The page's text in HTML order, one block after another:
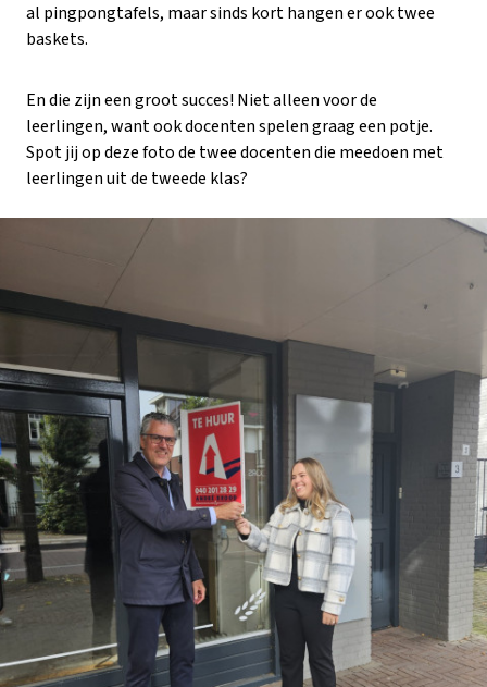
al pingpongtafels, maar sinds kort hangen er ook twee
baskets.
En die zijn een groot succes! Niet alleen voor de
leerlingen, want ook docenten spelen graag een potje.
Spot jij op deze foto de twee docenten die meedoen met
leerlingen uit de tweede klas?